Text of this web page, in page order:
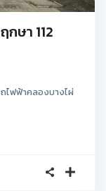
ษา 112
ไฟฟ้าคลองบางไผ่